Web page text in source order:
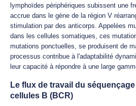
lymphoïdes périphériques subissent une
accrue dans le gène de la région V
stimulation par des anticorps. Appelées
dans les cellules somatiques, ces
mutations ponctuelles, se produisent de
processus contribue à l'adaptabilité
leur capacité à répondre à une large
Le flux de travail du
cellules B (BCR)